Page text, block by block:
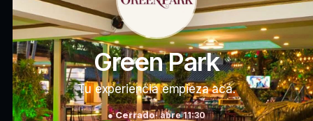
Green Park
Tu experiencia empieza acá.
● Cerrado· abre 11:30